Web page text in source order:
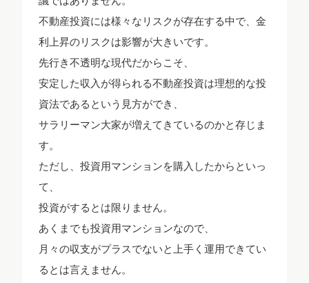
不動産投資には様々なリスクが存在する中で、金
利上昇のリスクは影響が大きいです。
先行き不透明な現代だからこそ、
安定した収入が得られる不動産投資は理想的な投
資法であるという見方ができ、
サラリーマン大家が増えてきているのかと存じま
す。
ただし、投資用マンションを購入したからといっ
て、
投資がするとは限りません。
あくまでも投資用マンションなので、
月々の収支がプラスでないと上手く運用できてい
るとは言えません。